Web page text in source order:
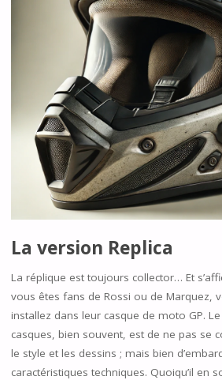
La version Replica
La réplique est toujours collector… Et
vous êtes fans de Rossi ou de Marquez,
installez dans leur casque de moto GP.
casques, bien souvent, est de ne pas se
le style et les dessins ; mais bien
caractéristiques techniques. Quoiqu’il en